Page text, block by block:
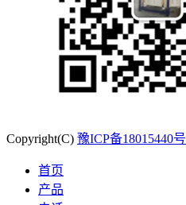
Copyright(C) 豫ICP备18015440号
首页
产品